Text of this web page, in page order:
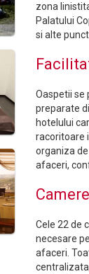
zona
Palatului
si alte
Oaspetii se
preparate
hotelului
racoritoare
organiza
afaceri,
Camere
Cele 22 de
necesare
afaceri.